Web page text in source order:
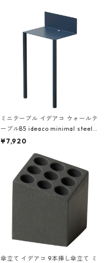
ミニテーブル イデアコ ウォールテ
ーブルB5 ideaco minimal steel f
urniture WALL Table B5 ネイビー
¥7,920
傘立て イデアコ 9本挿し傘立て ミ